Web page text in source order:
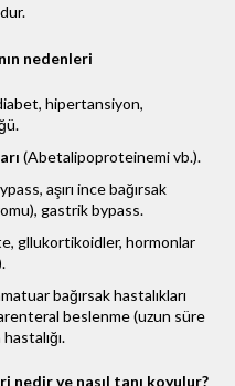
nedenleri
hipertansiyon,
(Abetalipoproteinemi vb.).
aşırı ince bağırsak
gastrik bypass.
gllukortikoidler, hormonlar
bağırsak hastalıkları
beslenme (uzun süre
nedir ve nasıl tanı koyulur?